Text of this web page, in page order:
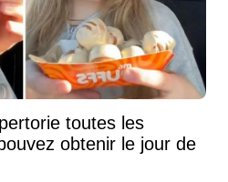
toutes les
obtenir le jour de